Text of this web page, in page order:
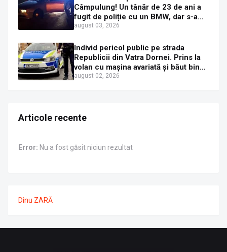
Câmpulung! Un tânăr de 23 de ani a
fugit de poliție cu un BMW, dar s-a
oprit într-un gard de pe strada
august 03, 2026
Individ pericol public pe strada
Republicii din Vatra Dornei. Prins la
volan cu mașina avariată și băut bine,
în plină zi
august 02, 2026
Articole recente
Error: Nu a fost găsit niciun rezultat
Dinu ZARĂ